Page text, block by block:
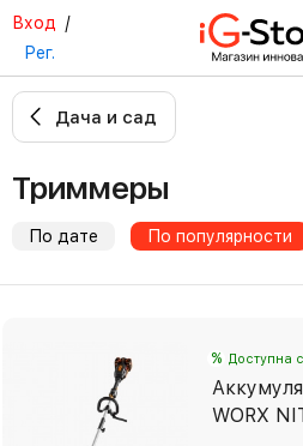
Вход /
Рег.
Дача и сад
Триммеры
По дате По популярности
% Доступна
WORX